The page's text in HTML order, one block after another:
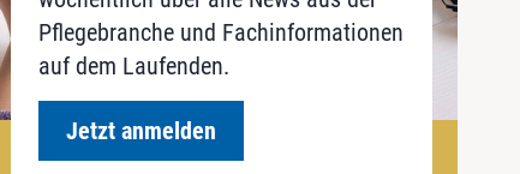
Pflegebranche und Fachinformationen
auf dem Laufenden.
Jetzt anmelden